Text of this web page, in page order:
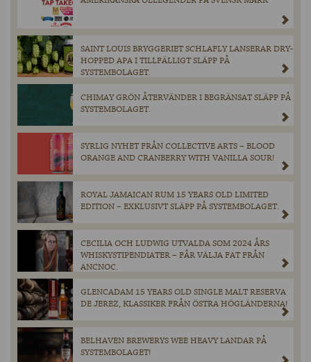
SAINT LOUIS BRYGGERIET SCHLAFLY LANSERAR DRY-
HOPPED APA I TILLFÄLLIGT SLÄPP PÅ
SYSTEMBOLAGET.
CHIMAY GRÖN ÅTERVÄNDER I BEGRÄNSAT SLÄPP PÅ
SYSTEMBOLAGET.
SYRLIG NYHET FRÅN COLLECTIVE ARTS – BLOOD
ORANGE AND CRANBERRY WITH VANILLA SOUR!
ROYAL JAMAICAN RUM 15 YEARS OLD LIMITED
EDITION – EXKLUSIVT SLÄPP PÅ SYSTEMBOLAGET.
CECILIA OCH LUDWIG UTVALDA SOM 2024 ÅRS
WHISKYSTIPENDIATER – FÅR VÄLJA FAT FRÅN
ANCNOC.
GLENCADAM 15 YEARS OLD SINGLE MALT RESERVA
DE JEREZ, KLASSIKER FRÅN ÖSTRA HÖGLÄNDERNA!
BELHAVEN BREWERYS WEE HEAVY LANDAR PÅ
SYSTEMBOLAGET!